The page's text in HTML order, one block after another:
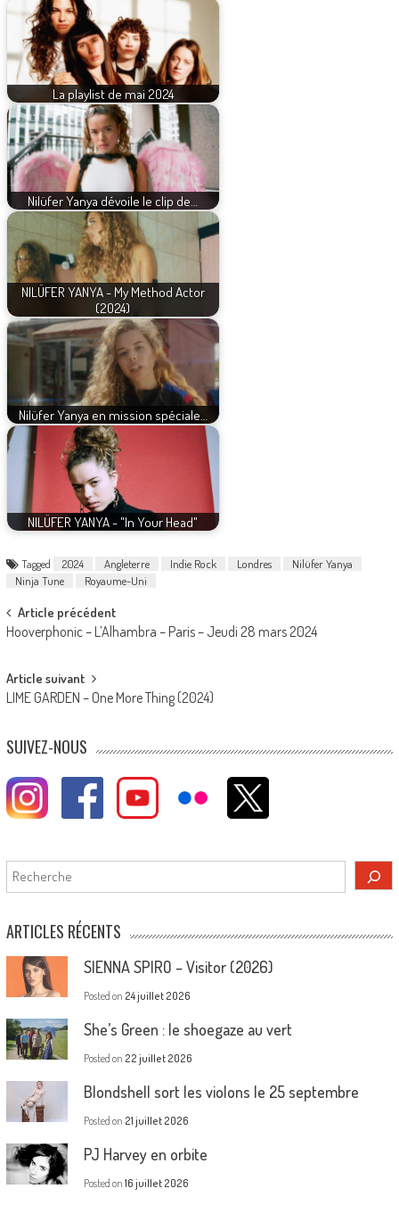
La playlist de mai 2024
Nilüfer Yanya dévoile le clip de…
NILÜFER YANYA - My Method Actor
(2024)
Nilüfer Yanya en mission spéciale…
NILÜFER YANYA - "In Your Head"
Tagged 2024 Angleterre Indie Rock Londres
Nilüfer Yanya
Ninja Tune
Royaume-Uni
Post
navigation
Article précédent
Hooverphonic – L’Alhambra – Paris – Jeudi 28 mars 2024
Article suivant
LIME GARDEN – One More Thing (2024)
SUIVEZ-NOUS
Rechercher
ARTICLES RÉCENTS
SIENNA SPIRO – Visitor (2026)
Posted on 24 juillet 2026
She’s Green : le shoegaze au vert
Posted on 22 juillet 2026
Blondshell sort les violons le 25 septembre
Posted on 21 juillet 2026
PJ Harvey en orbite
Posted on 16 juillet 2026